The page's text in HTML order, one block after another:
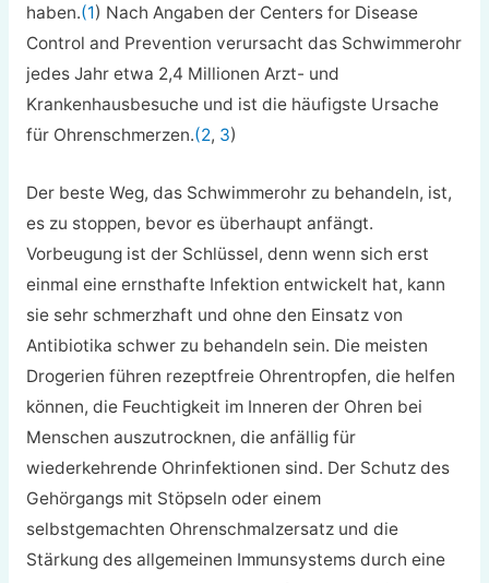
haben.(1) Nach Angaben der Centers for Disease
Control and Prevention verursacht das Schwimmerohr
jedes Jahr etwa 2,4 Millionen Arzt- und
Krankenhausbesuche und ist die häufigste Ursache
für Ohrenschmerzen.(2, 3)
Der beste Weg, das Schwimmerohr zu behandeln, ist,
es zu stoppen, bevor es überhaupt anfängt.
Vorbeugung ist der Schlüssel, denn wenn sich erst
einmal eine ernsthafte Infektion entwickelt hat, kann
sie sehr schmerzhaft und ohne den Einsatz von
Antibiotika schwer zu behandeln sein. Die meisten
Drogerien führen rezeptfreie Ohrentropfen, die helfen
können, die Feuchtigkeit im Inneren der Ohren bei
Menschen auszutrocknen, die anfällig für
wiederkehrende Ohrinfektionen sind. Der Schutz des
Gehörgangs mit Stöpseln oder einem
selbstgemachten Ohrenschmalzersatz und die
Stärkung des allgemeinen Immunsystems durch eine